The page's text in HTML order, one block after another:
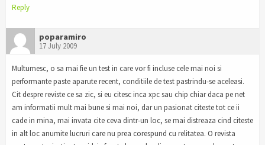
Reply
poparamiro
17 July 2009
Multumesc, o sa mai fie un test in care vor fi incluse cele mai noi si
performante paste aparute recent, conditiile de test pastrindu-se aceleasi.
Cit despre reviste ce sa zic, si eu citesc inca xpc sau chip chiar daca pe net
am informatii mult mai bune si mai noi, dar un pasionat citeste tot ce ii
cade in mina, mai invata cite ceva dintr-un loc, se mai distreaza cind citeste
in alt loc anumite lucruri care nu prea corespund cu relitatea. O revista